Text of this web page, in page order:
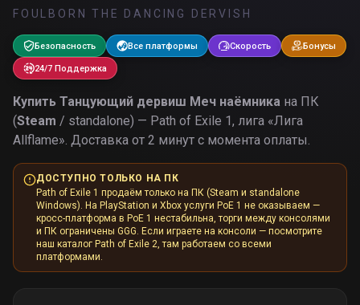
FOULBORN THE DANCING DERVISH
Безопасность Все платформы Скорость Бонусы
24/7 Поддержка
Купить Танцующий дервиш Меч наёмника на ПК
(Steam / standalone) — Path of Exile 1, лига «Лига
Allflame». Доставка от 2 минут с момента оплаты.
ДОСТУПНО ТОЛЬКО НА ПК
Path of Exile 1 продаём только на ПК (Steam и standalone
Windows). На PlayStation и Xbox услуги PoE 1 не оказываем —
кросс-платформа в PoE 1 нестабильна, торги между консолями
и ПК ограничены GGG. Если играете на консоли — посмотрите
наш каталог Path of Exile 2, там работаем со всеми
платформами.